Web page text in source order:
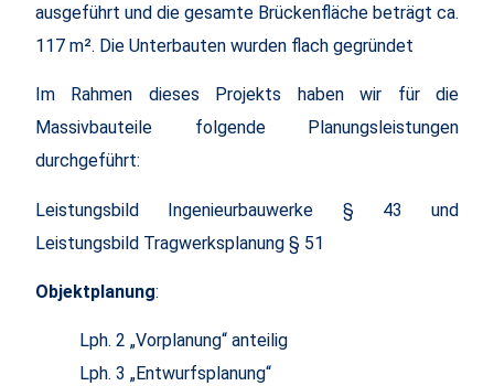
ausgeführt und die gesamte Brückenfläche beträgt ca.
117 m². Die Unterbauten wurden flach gegründet
Im Rahmen dieses Projekts haben wir für die
Massivbauteile folgende Planungsleistungen
durchgeführt:
Leistungsbild Ingenieurbauwerke § 43 und
Leistungsbild Tragwerksplanung § 51
Objektplanung:​
Lph. 2 „Vorplanung“ anteilig
​​​Lph. 3 „Entwurfsplanung“